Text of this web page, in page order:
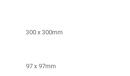
300 x 300mm
97 x 97mm